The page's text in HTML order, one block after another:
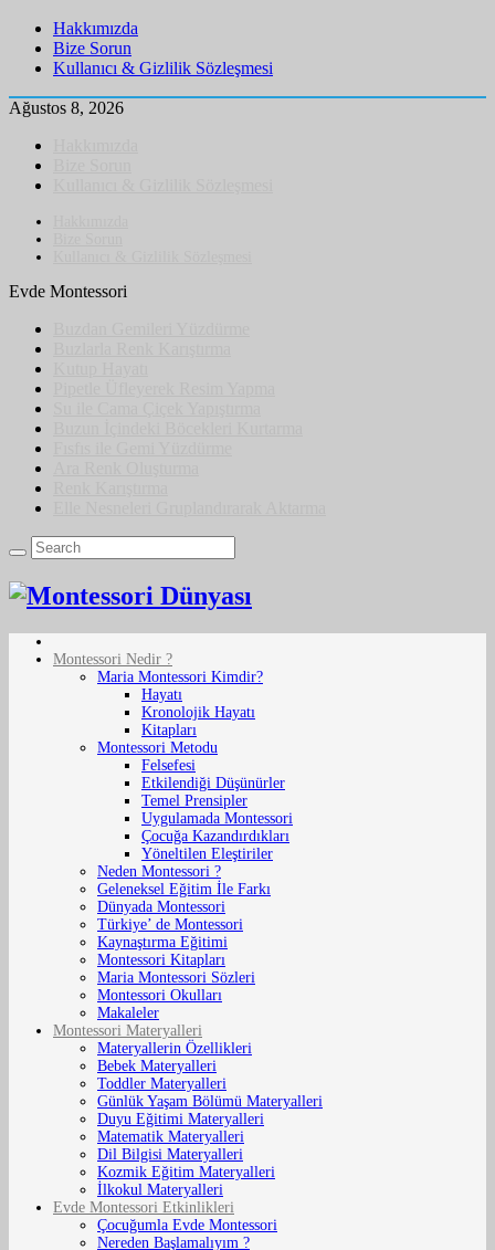
Hakkımızda
Bize Sorun
Kullanıcı & Gizlilik Sözleşmesi
Ağustos 8, 2026
Evde Montessori
Montessori Nedir ?
Maria Montessori Kimdir?
Hayatı
Kronolojik Hayatı
Kitapları
Montessori Metodu
Felsefesi
Etkilendiği Düşünürler
Temel Prensipler
Uygulamada Montessori
Çocuğa Kazandırdıkları
Yöneltilen Eleştiriler
Neden Montessori ?
Geleneksel Eğitim İle Farkı
Dünyada Montessori
Türkiye’ de Montessori
Kaynaştırma Eğitimi
Montessori Kitapları
Maria Montessori Sözleri
Montessori Okulları
Makaleler
Montessori Materyalleri
Materyallerin Özellikleri
Bebek Materyalleri
Toddler Materyalleri
Günlük Yaşam Bölümü Materyalleri
Duyu Eğitimi Materyalleri
Matematik Materyalleri
Dil Bilgisi Materyalleri
Kozmik Eğitim Materyalleri
İlkokul Materyalleri
Evde Montessori Etkinlikleri
Çocuğumla Evde Montessori
Nereden Başlamalıyım ?